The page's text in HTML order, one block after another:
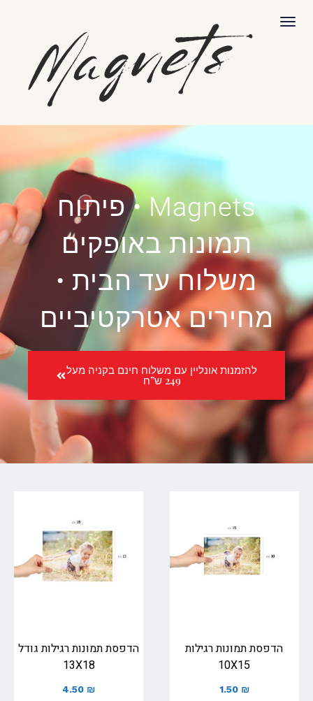
תפריט
Magnets • פיתוח
תמונות באופקים
משלוח עד הבית •
מחירים אטרקטיביים
להזמנות אונליין עם משלוח חינם בקניה מעל
249 ש”ח
הדפסת תמונות רגילות
10X15
1.50 ₪
הדפסת תמונות רגילות גודל
13X18
4.50 ₪